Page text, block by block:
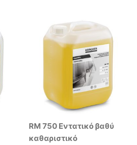
RM 750 Εντατικό βαθύ
καθαριστικό